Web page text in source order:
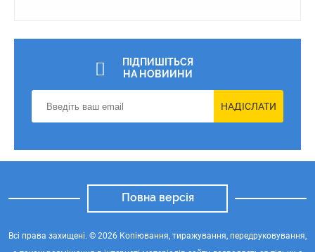
ПІДПИШІТЬСЯ
НА НОВИИНИ
НАДІСЛАТИ
Повна версія
Всі права захищені. © 2026 Копіювання, тиражування, передруковування,